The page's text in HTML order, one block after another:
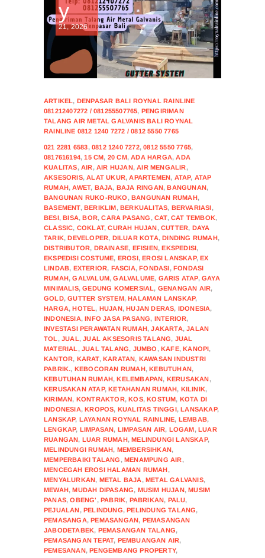
y
21, 2026
ARTIKEL, DENPASAR BALI ROYNAL RAINLINE
081212407272 / 081255507765, PENGIRIMAN
TALANG AIR METAL GALVANIS BALI ROYNAL
RAINLINE 0812 1240 7272 / 0812 5550 7765
021 2281 6583,0812 1240 7272,0812 5550 7765,
0817616194,15 CM, 20 CM,ADA HARGA,ADA
KUALITAS,AIR,AIR HUJAN,AIR MENGALIR,
AKSESORIS,ALAT UKUR,APARTEMEN, ATAP, ATAP
RUMAH,AWET, BAJA, BAJA RINGAN,BANGUNAN,
BANGUNAN RUKO-RUKO ,BANGUNAN RUMAH,
BASEMENT,BERIKLIM,BERKUALITAS, BERVARIASI,
BESI,BISA,BOR,CARA PASANG ,CAT,CAT TEMBOK,
CLASSIC, COKLAT,CURAH HUJAN,CUTTER, DAYA
TARIK,DEVELOPER, DILUAR KOTA,DINDING RUMAH,
DISTRIBUTOR, DRAINASE, EFISIEN,EKSPEDISI,
EKSPEDISI COSTUME, EROSI,EROSI LANSKAP,EX
LINDAB, EXTERIOR, FASCIA,FONDASI,FONDASI
RUMAH,GALVALUM,GALVALUME, GARIS ATAP,GAYA
MINIMALIS,GEDUNG KOMERSIAL, GENANGAN AIR,
GOLD,GUTTER SYSTEM,HALAMAN LANSKAP,
HARGA,HOTEL, HUJAN,HUJAN DERAS, IDONESIA,
INDONESIA,INFO JASA PASANG, INTERIOR,
INVESTASI PERAWATAN RUMAH,JAKARTA,JALAN
TOL ,JUAL,JUAL AKSESORIS TALANG, JUAL
MATERIAL ,JUAL TALANG, JUMBO ,KAFE,KANOPI,
KANTOR, KARAT,KARATAN, KAWASAN INDUSTRI
PABRIK., KEBOCORAN RUMAH,KEBUTUHAN,
KEBUTUHAN RUMAH,KELEMBAPAN, KERUSAKAN,
KERUSAKAN ATAP,KETAHANAN RUMAH, KILINIK,
KIRIMAN, KONTRAKTOR,KOS,KOSTUM, KOTA DI
INDONESIA,KROPOS, KUALITAS TINGGI,LANSAKAP,
LANSKAP, LAYANAN ROYNAL RAINLINE, LEMBAB,
LENGKAP, LIMPASAN, LIMPASAN AIR, LOGAM,LUAR
RUANGAN, LUAR RUMAH,MELINDUNGI LANSKAP,
MELINDUNGI RUMAH, MEMBERSIHKAN,
MEMPERBAIKI TALANG ,MENAMPUNG AIR,
MENCEGAH EROSI HALAMAN RUMAH,
MENYALURKAN, METAL BAJA,METAL GALVANIS,
MEWAH,MUDAH DIPASANG, MUSIM HUJAN,MUSIM
PANAS,OBENG' ,PABRIK, PABRIKAN, PALU,
PEJUALAN,PELINDUNG,PELINDUNG TALANG,
PEMASANGA,PEMASANGAN, PEMASANGAN
JABODETABEK, PEMASANGAN TALANG,
PEMASANGAN TEPAT, PEMBUANGAN AIR,
PEMESANAN,PENGEMBANG PROPERTY,